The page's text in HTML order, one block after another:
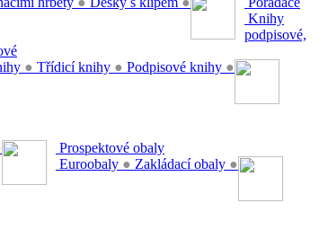
Knihy
podpisové,
● Třídicí knihy ● Podpisové knihy ●
Prospektové obaly
Euroobaly ● Zakládací obaly ●